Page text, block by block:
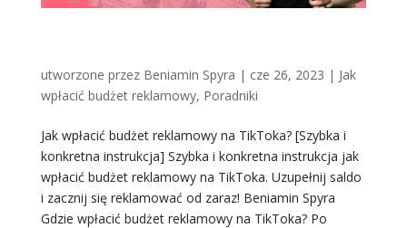
utworzone przez Beniamin Spyra | cze 26, 2023 | Jak
wpłacić budżet reklamowy, Poradniki
Jak wpłacić budżet reklamowy na TikToka? [Szybka i
konkretna instrukcja] Szybka i konkretna instrukcja jak
wpłacić budżet reklamowy na TikToka. Uzupełnij saldo
i zacznij się reklamować od zaraz! Beniamin Spyra
Gdzie wpłacić budżet reklamowy na TikToka? Po